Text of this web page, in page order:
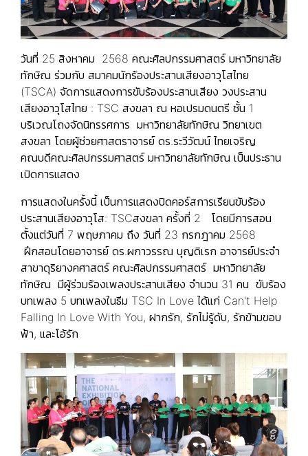
วันที่ 25 สิงหาคม 2568 คณะศิลปกรรมศาสตร์ มหาวิทยาลัย
ทักษิณ ร่วมกับ สมาคมนักร้องประสานเสียงอาวุโสไทย
(TSCA) จัดการแสดงการขับร้องประสานเสียง วงประสาน
เสียงอาวุโสไทย : TSC สงขลา ณ หอเปรมดนตรี ชั้น 1
บริเวณโถงจัดนิทรรศการ มหาวิทยาลัยทักษิณ วิทยาเขต
สงขลา โดยผู้ช่วยศาสตราจารย์ ดร.ระวีวัฒน์ ไทยเจริญ
คณบดีคณะศิลปกรรมศาสตร์ มหาวิทยาลัยทักษิณ เป็นประธาน
เปิดการแสดง
การแสดงในครั้งนี้ เป็นการแสดงปิดคอร์สการเรียนขับร้อง
ประสานเสียงอาวุโส: TSCสงขลา ครั้งที่ 2 โดยมีการสอน
ตั้งแต่วันที่ 7 พฤษภาคม ถึง วันที่ 23 กรกฎาคม 2568
ฝึกสอนโดยอาจารย์ ดร.ผกาวรรณ บุญดิเรก อาจารย์ประจำ
สาขาดุริยางคศาสตร์ คณะศิลปกรรมศาสตร์ มหาวิทยาลัย
ทักษิณ มีผู้ร่วมร้องเพลงประสานเสียง จำนวน 31 คน ขับร้อง
บทเพลง 5 บทเพลงในธีม TSC In Love ได้แก่ Can't Help
Falling In Love With You, ฝากรัก, รักไม่รู้ดับ, รักข้ามขอบ
ฟ้า, และโอ้รัก